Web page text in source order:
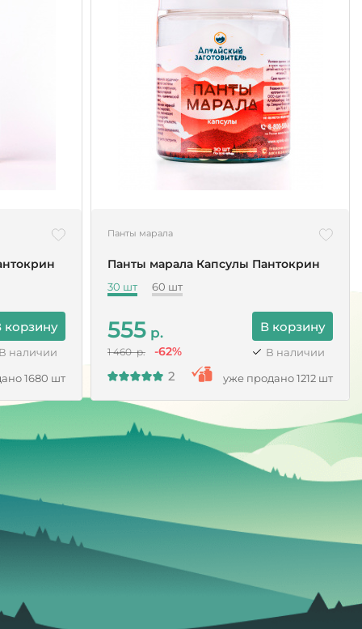
корзину
В наличии
1680 шт
Панты марала
Панты марала Капсулы Пантокрин
30 шт 60 шт
555р.
1 460 р. -62%
В корзину
В наличии
2 уже продано 1212 шт